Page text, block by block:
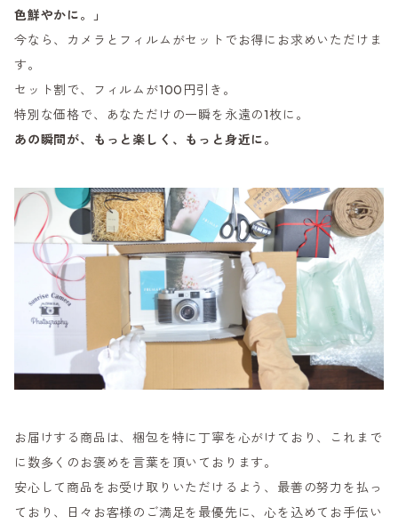
色鮮やかに。」
今なら、カメラとフィルムがセットでお得にお求めいただけま
す。
セット割で、フィルムが100円引き。
特別な価格で、あなただけの一瞬を永遠の1枚に。
あの瞬間が、もっと楽しく、もっと身近に。
お届けする商品は、梱包を特に丁寧を心がけており、これまで
に数多くのお褒めを言葉を頂いております。
安心して商品をお受け取りいただけるよう、最善の努力を払っ
ており、日々お客様のご満足を最優先に、心を込めてお手伝い